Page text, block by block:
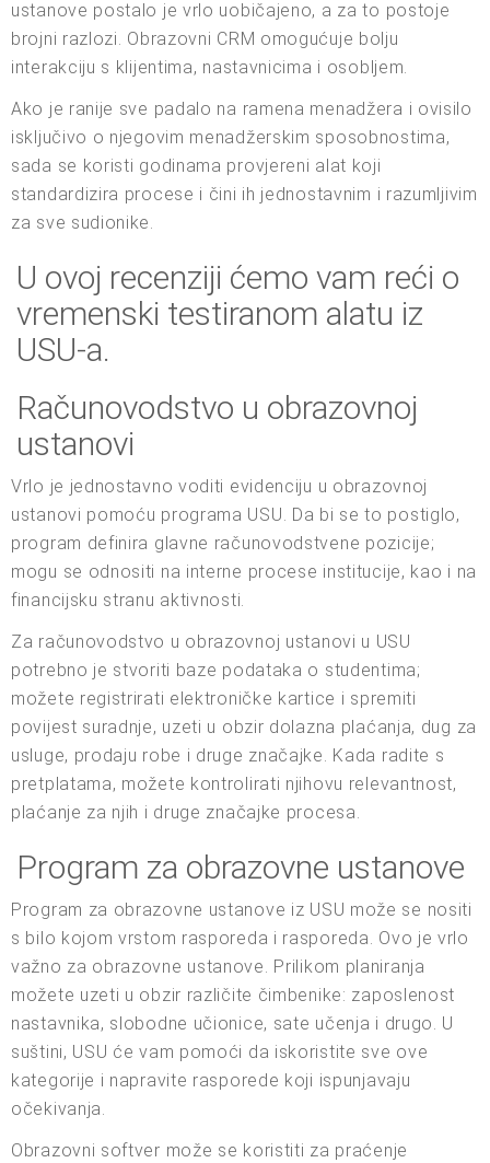
ustanove postalo je vrlo uobičajeno, a za to postoje
brojni razlozi. Obrazovni CRM omogućuje bolju
interakciju s klijentima, nastavnicima i osobljem.
Ako je ranije sve padalo na ramena menadžera i ovisilo
isključivo o njegovim menadžerskim sposobnostima,
sada se koristi godinama provjereni alat koji
standardizira procese i čini ih jednostavnim i razumljivim
za sve sudionike.
U ovoj recenziji ćemo vam reći o
vremenski testiranom alatu iz
USU-a.
Računovodstvo u obrazovnoj
ustanovi
Vrlo je jednostavno voditi evidenciju u obrazovnoj
ustanovi pomoću programa USU. Da bi se to postiglo,
program definira glavne računovodstvene pozicije;
mogu se odnositi na interne procese institucije, kao i na
financijsku stranu aktivnosti.
Za računovodstvo u obrazovnoj ustanovi u USU
potrebno je stvoriti baze podataka o studentima;
možete registrirati elektroničke kartice i spremiti
povijest suradnje, uzeti u obzir dolazna plaćanja, dug za
usluge, prodaju robe i druge značajke. Kada radite s
pretplatama, možete kontrolirati njihovu relevantnost,
plaćanje za njih i druge značajke procesa.
Program za obrazovne ustanove
Program za obrazovne ustanove iz USU može se nositi
s bilo kojom vrstom rasporeda i rasporeda. Ovo je vrlo
važno za obrazovne ustanove. Prilikom planiranja
možete uzeti u obzir različite čimbenike: zaposlenost
nastavnika, slobodne učionice, sate učenja i drugo. U
suštini, USU će vam pomoći da iskoristite sve ove
kategorije i napravite rasporede koji ispunjavaju
očekivanja.
Obrazovni softver može se koristiti za praćenje